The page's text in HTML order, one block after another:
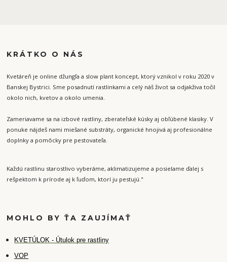
KRÁTKO O NÁS
Kvetáreň je online džungľa a slow plant koncept, ktorý vznikol v roku 2020 v
Banskej Bystrici. Sme posadnutí rastlinkami a celý náš život sa odjakživa točil
okolo nich, kvetov a okolo umenia.
Zameriavame sa na izbové rastliny, zberateľské kúsky aj obľúbené klasiky. V
ponuke nájdeš nami miešané substráty, organické hnojivá aj profesionálne
doplnky a pomôcky pre pestovateľa.
Každú rastlinu starostlivo vyberáme, aklimatizujeme a posielame ďalej s
rešpektom k prírode aj k ľuďom, ktorí ju pestujú."
MOHLO BY ŤA ZAUJÍMAŤ
KVETÚLOK - Útulok pre rastliny
VOP